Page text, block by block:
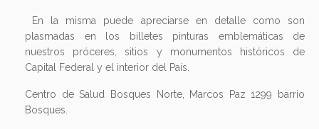
En la misma puede apreciarse en detalle como son
plasmadas en los billetes pinturas emblemáticas de
nuestros próceres, sitios y monumentos históricos de
Capital Federal y el interior del País.
Centro de Salud Bosques Norte, Marcos Paz 1299 barrio
Bosques.